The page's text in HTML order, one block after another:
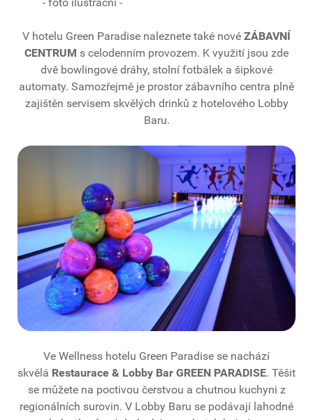
V hotelu Green Paradise naleznete také nové ZÁBAVNÍ
CENTRUM s celodenním provozem. K využití jsou zde
dvě bowlingové dráhy, stolní fotbálek a šipkové
automaty. Samozřejmě je prostor zábavního centra plně
zajištěn servisem skvělých drinků z hotelového Lobby
Baru.
Ve Wellness hotelu Green Paradise se nachází
skvělá Restaurace & Lobby Bar GREEN PARADISE. Těšit
se můžete na poctivou čerstvou a chutnou kuchyni z
regionálních surovin. V Lobby Baru se podávají lahodné